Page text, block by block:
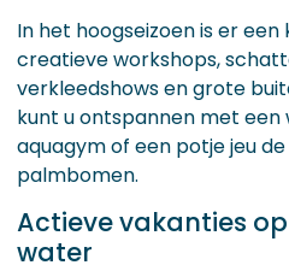
In het hoogseizoen is er
creatieve workshops,
verkleedshows en grote
kunt u ontspannen met een
aquagym of een potje jeu
palmbomen.
Actieve vakanties
water